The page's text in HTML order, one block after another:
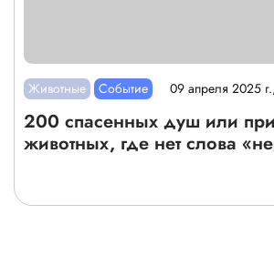
Животные Событие 09 апреля 2025
200 спасенных душ или
животных, где нет слова